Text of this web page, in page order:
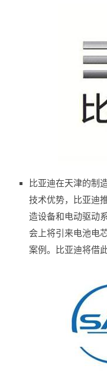
比亚迪在天津的制
技术优势，比亚迪
造设备和电动驱动
会上将引来电池电
案例。比亚迪将借